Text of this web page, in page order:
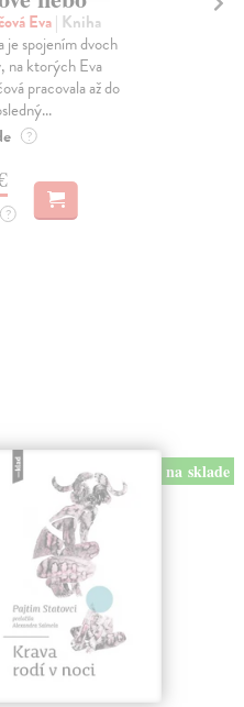
Eva| Kniha
je spojením dvoch
na ktorých Eva
pracovala až do
?
?
na sklade